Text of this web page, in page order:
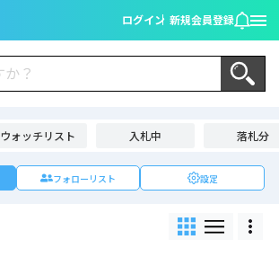
ログイン 新規会員登録
ウォッチリスト 入札中 落札分
フォローリスト 設定